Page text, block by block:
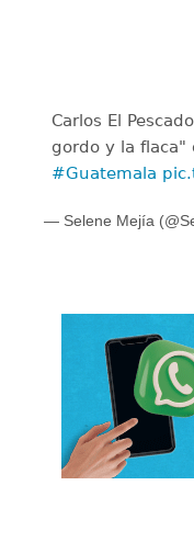
Carlos El
gordo y la flaca"
#Guatemala
— Selene Mejía